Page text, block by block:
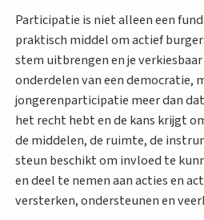
Participatie is niet alleen een
praktisch middel om actief
stem uitbrengen en je
onderdelen van een democratie,
jongerenparticipatie meer dan
het recht hebt en de kans krijgt
de middelen, de ruimte, de
steun beschikt om invloed te
en deel te nemen aan acties en
versterken, ondersteunen en